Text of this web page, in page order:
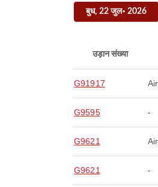
बुध, 22 जुल॰ 2026
उड़ान संख्या
G91917
G9595 -
G9621
G9621 -